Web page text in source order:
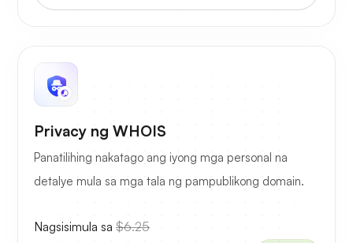
Privacy ng WHOIS
Panatilihing nakatago ang iyong mga personal na
detalye mula sa mga tala ng pampublikong domain.
Nagsisimula sa $6.25